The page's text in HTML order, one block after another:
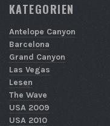
KATEGORIEN
Antelope Canyon
Barcelona
Grand Canyon
Las Vegas
Lesen
The Wave
USA 2009
USA 2010